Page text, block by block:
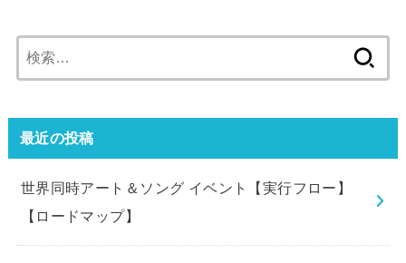
索:
最近の投稿
世界同時アート＆ソング イベント【実行フロー】
【ロードマップ】